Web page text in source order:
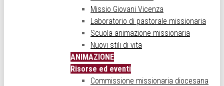
Missio Giovani Vicenza
Laboratorio di pastorale missionaria
Scuola animazione missionaria
Nuovi stili di vita
ANIMAZIONE
Risorse ed eventi
Commissione missionaria diocesana